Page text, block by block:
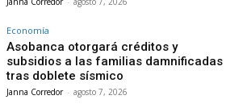
Economía
Asobanca otorgará créditos y
subsidios a las familias damnificadas
tras doblete sísmico
Janna Corredor - agosto 7, 2026